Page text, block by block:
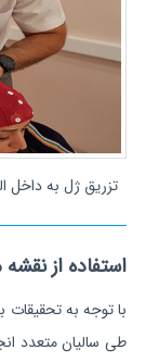
تزریق ژل به داخل
استفاده از
طی سالیان متعدد